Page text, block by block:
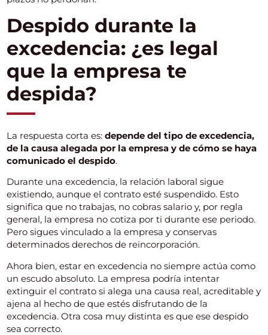
Despido durante la
excedencia: ¿es legal
que la empresa te
despida?
La respuesta corta es:depende del tipo de excedencia,
de la causa alegada por la empresa y de cómo se haya
comunicado el despido.
Durante una excedencia, la relación laboral sigue
existiendo, aunque el contrato esté suspendido. Esto
significa que no trabajas, no cobras salario y, por regla
general, la empresa no cotiza por ti durante ese periodo.
Pero sigues vinculado a la empresa y conservas
determinados derechos de reincorporación.
Ahora bien, estar en excedencia no siempre actúa como
un escudo absoluto. La empresa podría intentar
extinguir el contrato si alega una causa real, acreditable y
ajena al hecho de que estés disfrutando de la
excedencia. Otra cosa muy distinta es que ese despido
sea correcto.